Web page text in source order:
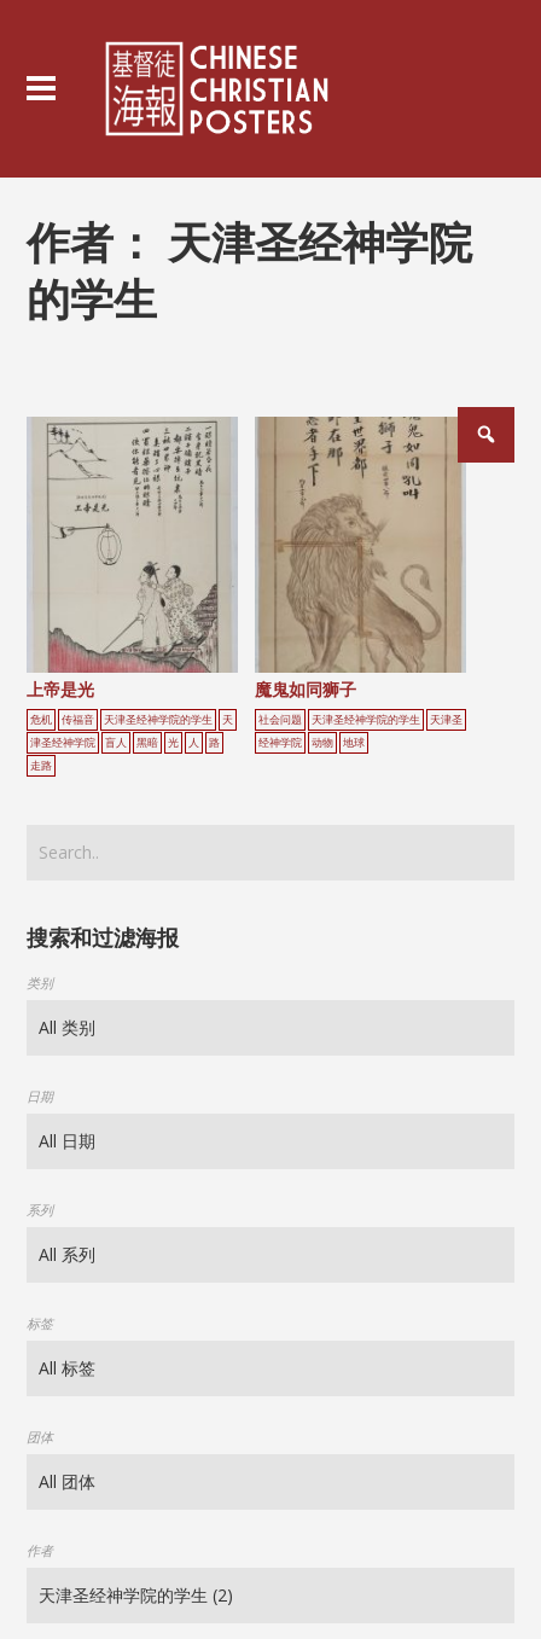
作者：天津圣经神学院
的学生
上帝是光
危机 传福音 天津圣经神学院的学生
天
津圣经神学院
盲人 黑暗 光 人
路
走路
魔鬼如同狮子
社会问题 天津圣经神学院的学生
天津圣
经神学院
动物 地球
搜索和过滤海报
类别
日期
系列
标签
团体
作者